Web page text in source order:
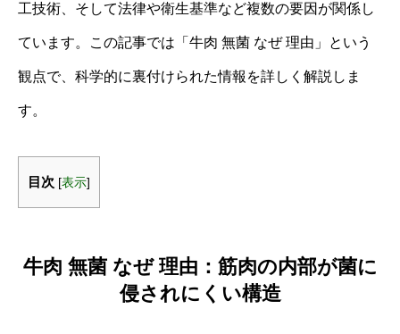
工技術、そして法律や衛生基準など複数の要因が関係し
ています。この記事では「牛肉 無菌 なぜ 理由」という
観点で、科学的に裏付けられた情報を詳しく解説しま
す。
目次 [表示]
牛肉 無菌 なぜ 理由：筋肉の内部が菌に
侵されにくい構造